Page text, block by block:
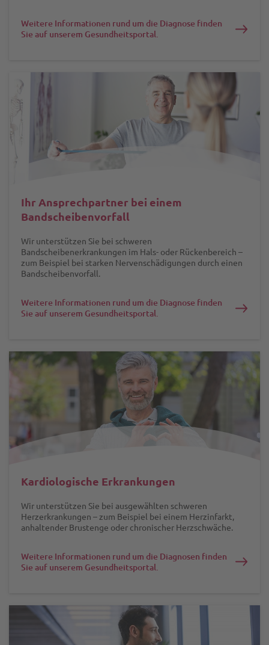
Weitere Informationen rund um die Diagnose finden
Sie auf unserem Gesundheitsportal.
Ihr Ansprechpartner bei einem
Bandscheibenvorfall
Wir unterstützen Sie bei schweren
Bandscheibenerkrankungen im Hals- oder Rückenbereich –
zum Beispiel bei starken Nervenschädigungen durch einen
Bandscheibenvorfall.
Weitere Informationen rund um die Diagnose finden
Sie auf unserem Gesundheitsportal.
Kardiologische Erkrankungen
Wir unterstützen Sie bei ausgewählten schweren
Herzerkrankungen – zum Beispiel bei einem Herzinfarkt,
anhaltender Brustenge oder chronischer Herzschwäche.
Weitere Informationen rund um die Diagnosen finden
Sie auf unserem Gesundheitsportal.